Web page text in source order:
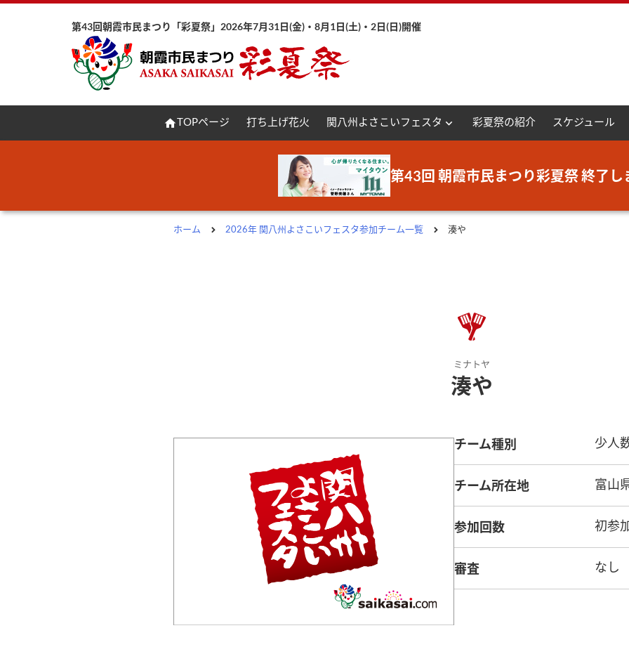
第43回朝霞市民まつり「彩夏祭」2026年7月31日(金)・8月1日(土)・2日(日)開催
home TOPページ 打ち上げ花火 関八州よさこいフェスタ expand_more 彩夏祭の紹介 スケジュール
第43回 朝霞市民まつり彩夏祭 終了し
ホーム 2026年 関八州よさこいフェスタ参加チーム一覧 湊や
ミナトヤ
湊や
チーム種別 少人
チーム所在地 富山
参加回数 初参
審査 なし